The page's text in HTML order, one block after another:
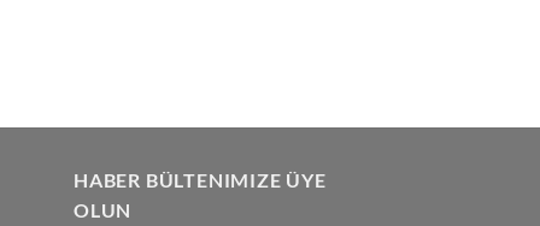
HABER BÜLTENIMIZE ÜYE
OLUN